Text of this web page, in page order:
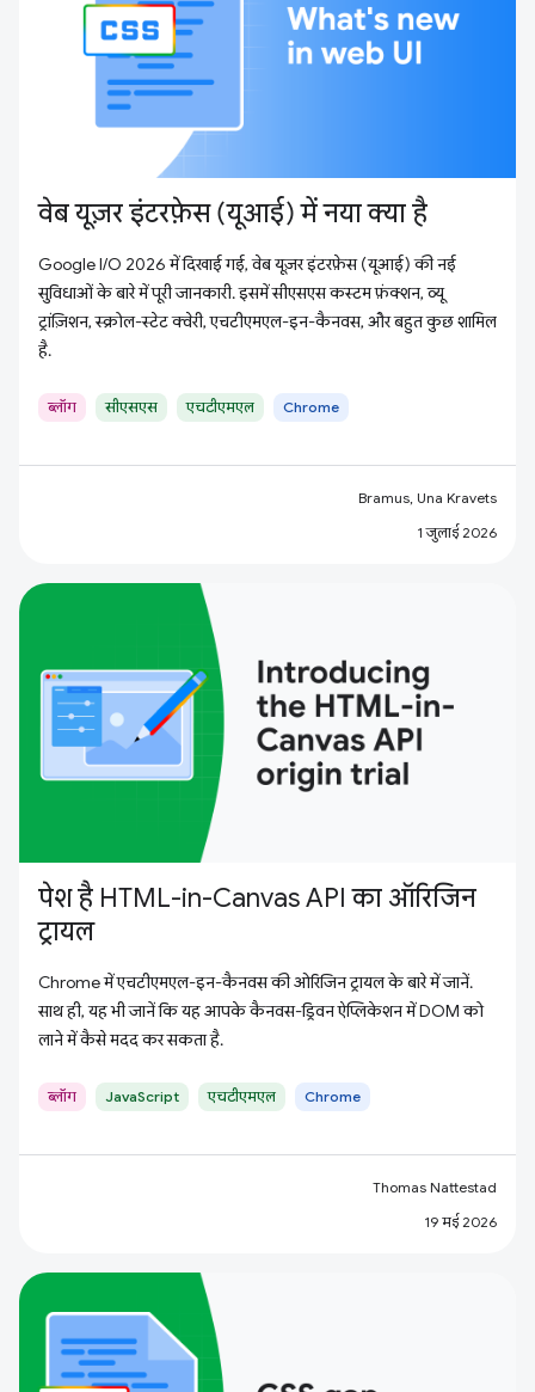
वेब यूज़र इंटरफ़ेस (यूआई) में नया क्या है
Google I/O 2026 में दिखाई गई, वेब यूज़र इंटरफ़ेस (यूआई) की नई
सुविधाओं के बारे में पूरी जानकारी. इसमें सीएसएस कस्टम फ़ंक्शन, व्यू
ट्रांज़िशन, स्क्रोल-स्टेट क्वेरी, एचटीएमएल-इन-कैनवस, और बहुत कुछ शामिल
है.
ब्लॉग सीएसएस एचटीएमएल Chrome
Bramus, Una Kravets
1 जुलाई 2026
पेश है HTML-in-Canvas API का ऑरिजिन
ट्रायल
Chrome में एचटीएमएल-इन-कैनवस की ओरिजिन ट्रायल के बारे में जानें.
साथ ही, यह भी जानें कि यह आपके कैनवस-ड्रिवन ऐप्लिकेशन में DOM को
लाने में कैसे मदद कर सकता है.
ब्लॉग JavaScript एचटीएमएल Chrome
Thomas Nattestad
19 मई 2026